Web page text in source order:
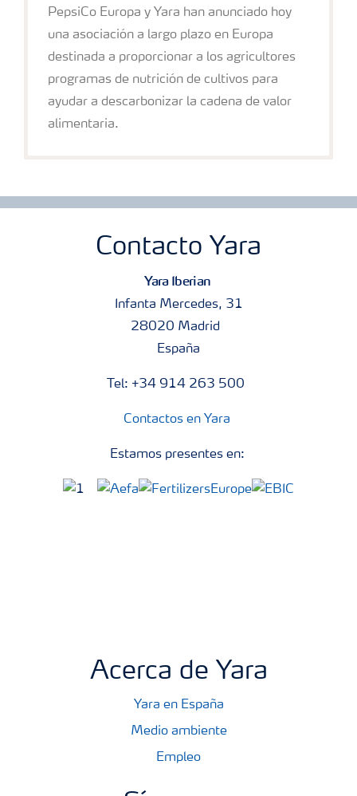
PepsiCo Europa y Yara han anunciado hoy
una asociación a largo plazo en Europa
destinada a proporcionar a los agricultores
programas de nutrición de cultivos para
ayudar a descarbonizar la cadena de valor
alimentaria.
Contacto Yara
Yara Iberian
Infanta Mercedes, 31
28020 Madrid
España
Tel: +34 914 263 500
Contactos en Yara
Estamos presentes en:
Acerca de Yara
Yara en España
Medio ambiente
Empleo